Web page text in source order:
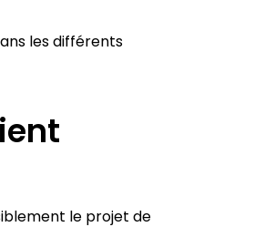
les différents
le projet de